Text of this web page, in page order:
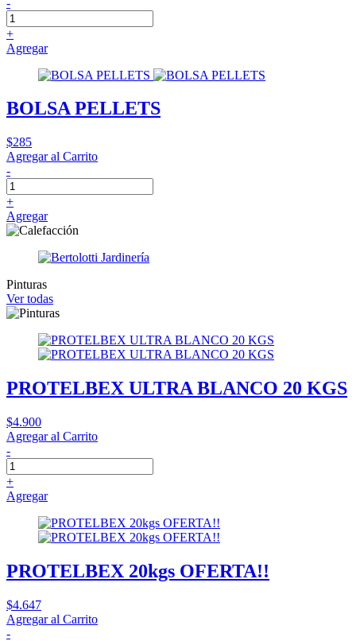
+
Agregar
BOLSA PELLETS
$285
Agregar al Carrito
-
+
Agregar
Pinturas
Ver todas
PROTELBEX ULTRA BLANCO 20 KGS
$4.900
Agregar al Carrito
-
+
Agregar
PROTELBEX 20kgs OFERTA!!
$4.647
Agregar al Carrito
-